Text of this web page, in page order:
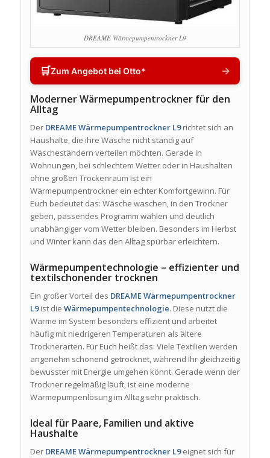
DREAME Wärmepumpentrockner L9
🛒Zum Angebot bei Otto* →
Moderner Wärmepumpentrockner für den
Alltag
Der DREAME Wärmepumpentrockner L9richtet sich an
Haushalte, die ihre Wäsche nicht ständig auf
Wäscheständern verteilen möchten. Gerade in
Wohnungen, bei schlechtem Wetter oder in Haushalten
ohne großen Trockenraum ist ein
Wärmepumpentrockner ein echter Komfortgewinn. Für
Euch bedeutet das: Wäsche waschen, in den Trockner
geben, passendes Programm wählen und deutlich
unabhängiger vom Wetter bleiben. Besonders im Herbst
und Winter kann das den Alltag spürbar erleichtern.
Wärmepumpentechnologie – effizienter und
textilschonender trocknen
Ein großer Vorteil des DREAME Wärmepumpentrockner
L9ist die Wärmepumpentechnologie. Diese nutzt die
Wärme im System besonders effizient und arbeitet
häufig mit niedrigeren Temperaturen als ältere
Trocknerarten. Für Euch heißt das: Viele Textilien werden
angenehm schonend getrocknet, während Ihr gleichzeitig
bewusster mit Energie umgehen könnt. Gerade wenn der
Trockner regelmäßig läuft, ist eine moderne
Wärmepumpenlösung im Alltag sehr praktisch.
Ideal für Paare, Familien und aktive
Haushalte
Der DREAME Wärmepumpentrockner L9eignet sich für